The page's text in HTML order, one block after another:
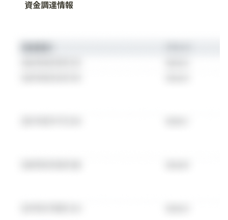
資金調達情報